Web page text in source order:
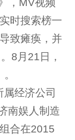
时搜索榜一
致瘫痪，并
8月21日，
经济公司
南娱人制造
合在2015